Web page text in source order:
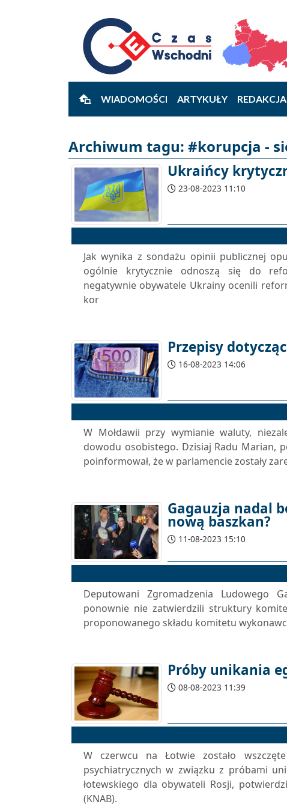
WIADOMOŚCI ARTYKUŁY REDAKCJA
Archiwum tagu: #korupcja -
Ukraińcy
23-08-2023 11:10
Jak wynika z sondażu opinii publicznej
ogólnie krytycznie odnoszą się do
negatywnie obywatele Ukrainy ocenili
kor
Przepisy
16-08-2023 14:06
W Mołdawii przy wymianie waluty,
dowodu osobistego. Dzisiaj Radu Marian,
poinformował, że w parlamencie zostały
Gagauzja nadal
nową baszkan?
11-08-2023 15:10
Deputowani Zgromadzenia Ludowego
ponownie nie zatwierdzili struktury
proponowanego składu komitetu
Próby unikania
08-08-2023 11:39
W czerwcu na Łotwie zostało
psychiatrycznych w związku z próbami
łotewskiego dla obywateli Rosji,
(KNAB).